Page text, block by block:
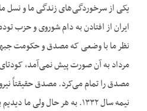
یکی از سرخوردگی‌های زندگی ما و نسل
ایران از افتادن به دام شوروی و حزب
مرداد به آن صورت پیش نمی‌آمد،
مصدق را تمام می‌کرد. مصدق حقیقتاً
نیمه سال ۱۳۳۲. به هر حال ولی